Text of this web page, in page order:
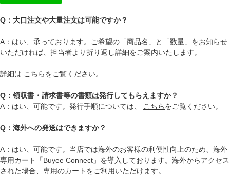
Q：大口注文や大量注文は可能ですか？
A：はい、承っております。ご希望の「商品名」と「数量」をお知らせ
いただければ、担当者より折り返し詳細をご案内いたします。
詳細は こちらをご覧ください。
Q：領収書・請求書等の書類は発行してもらえますか？
A：はい、可能です。発行手順については、
こちらをご覧ください。
Q：海外への発送はできますか？
A：はい、可能です。当店では海外のお客様の利便性向上のため、海外
専用カート「Buyee Connect」を導入しております。海外からアクセス
された場合、専用のカートをご利用いただけます。